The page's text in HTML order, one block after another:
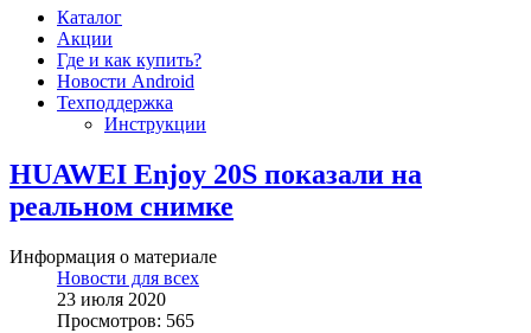
Каталог
Акции
Где и как купить?
Новости Android
Техподдержка
Инструкции
HUAWEI Enjoy 20S показали на
реальном снимке
Информация о материале
Новости для всех
23 июля 2020
Просмотров: 565